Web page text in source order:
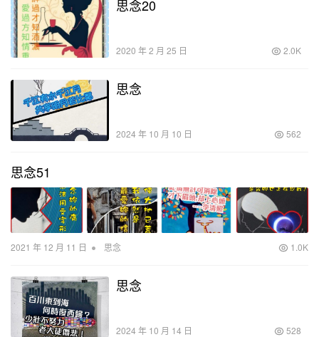
思念20
2020 年 2 月 25 日 2.0K
思念
2024 年 10 月 10 日 562
思念51
2021 年 12 月 11 日 • 思念 1.0K
思念
2024 年 10 月 14 日 528